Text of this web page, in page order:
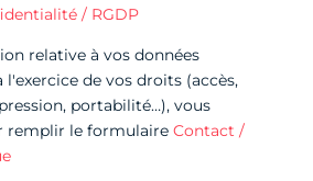
/ RGDP
relative à vos données
l'exercice de vos droits (accès,
portabilité…), vous
remplir le formulaire Contact /